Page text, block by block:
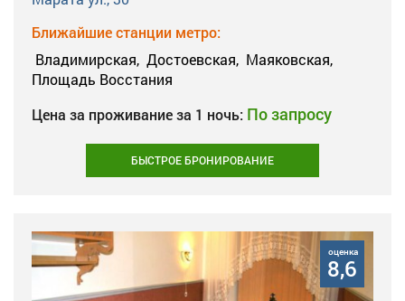
Ближайшие станции метро:
Владимирская, Достоевская, Маяковская,
Площадь Восстания
Цена за проживание за 1 ночь: По запросу
БЫСТРОЕ БРОНИРОВАНИЕ
оценка
8,6